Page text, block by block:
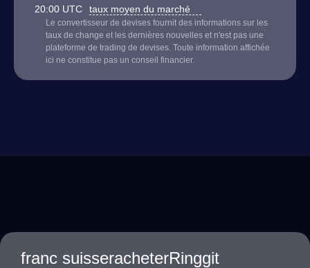
20:00 UTC taux moyen du marché
Le convertisseur de devises fournit des informations sur les
taux de change et les dernières nouvelles et n'est pas une
plateforme de trading de devises. Toute information affichée
ici ne constitue pas un conseil financier.
franc suisseracheterRinggit